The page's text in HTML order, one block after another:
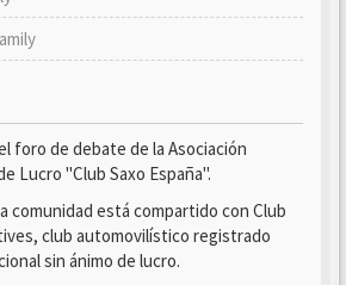
foro de debate de la Asociación
Lucro "Club Saxo España".
comunidad está compartido con Club
club automovilístico registrado
sin ánimo de lucro.